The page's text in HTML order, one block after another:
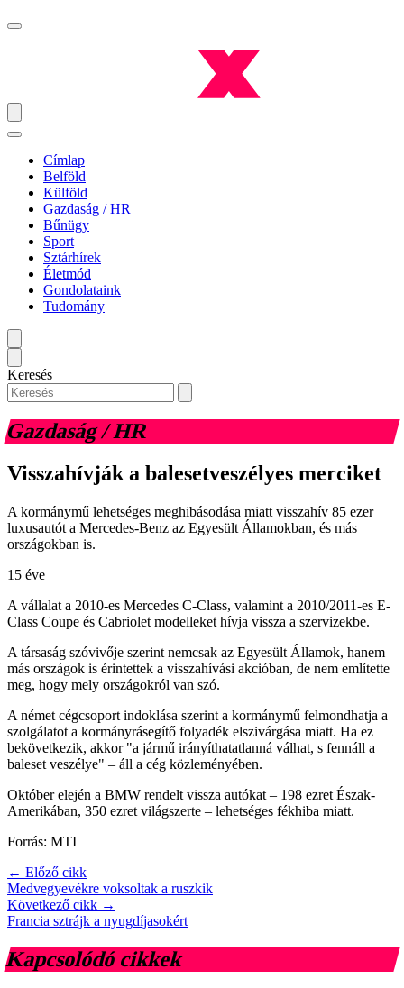
Címlap
Belföld
Külföld
Gazdaság / HR
Bűnügy
Sport
Sztárhírek
Életmód
Gondolataink
Tudomány
Keresés
Gazdaság / HR
Visszahívják a balesetveszélyes merciket
A kormánymű lehetséges meghibásodása miatt visszahív 85 ezer
luxusautót a Mercedes-Benz az Egyesült Államokban, és más
országokban is.
15 éve
A vállalat a 2010-es Mercedes C-Class, valamint a 2010/2011-es E-
Class Coupe és Cabriolet modelleket hívja vissza a szervizekbe.
A társaság szóvivője szerint nemcsak az Egyesült Államok, hanem
más országok is érintettek a visszahívási akcióban, de nem említette
meg, hogy mely országokról van szó.
A német cégcsoport indoklása szerint a kormánymű felmondhatja a
szolgálatot a kormányrásegítő folyadék elszivárgása miatt. Ha ez
bekövetkezik, akkor "a jármű irányíthatatlanná válhat, s fennáll a
baleset veszélye" – áll a cég közleményében.
Október elején a BMW rendelt vissza autókat – 198 ezret Észak-
Amerikában, 350 ezret világszerte – lehetséges fékhiba miatt.
Forrás: MTI
← Előző cikk
Medvegyevékre voksoltak a ruszkik
Következő cikk →
Francia sztrájk a nyugdíjasokért
Kapcsolódó cikkek